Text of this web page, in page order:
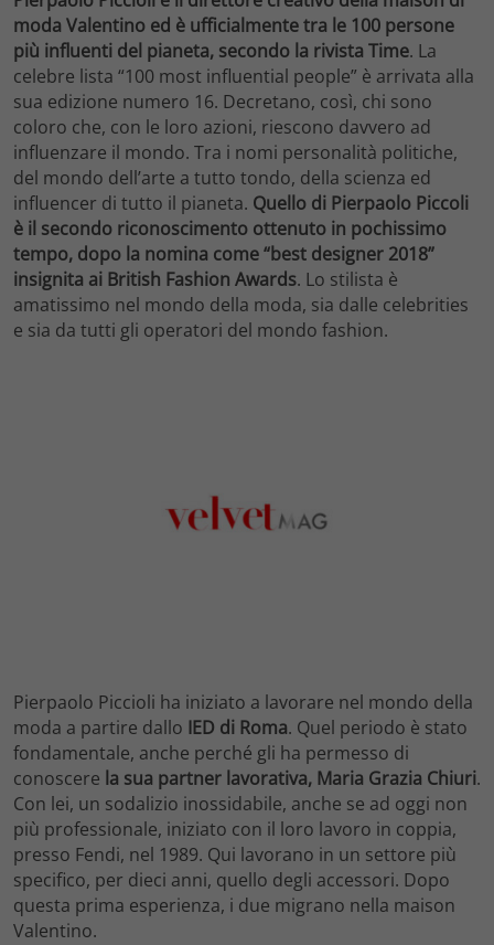
moda Valentino ed è ufficialmente tra le 100 persone
più influenti del pianeta, secondo la rivista Time. La
celebre lista “100 most influential people” è arrivata alla
sua edizione numero 16. Decretano, così, chi sono
coloro che, con le loro azioni, riescono davvero ad
influenzare il mondo. Tra i nomi personalità politiche,
del mondo dell’arte a tutto tondo, della scienza ed
influencer di tutto il pianeta. Quello di Pierpaolo Piccoli
è il secondo riconoscimento ottenuto in pochissimo
tempo, dopo la nomina come “best designer 2018”
insignita ai British Fashion Awards. Lo stilista è
amatissimo nel mondo della moda, sia dalle celebrities
e sia da tutti gli operatori del mondo fashion.
Pierpaolo Piccioli ha iniziato a lavorare nel mondo della
moda a partire dallo IED di Roma. Quel periodo è stato
fondamentale, anche perché gli ha permesso di
conoscere la sua partner lavorativa, Maria Grazia Chiuri.
Con lei, un sodalizio inossidabile, anche se ad oggi non
più professionale, iniziato con il loro lavoro in coppia,
presso Fendi, nel 1989. Qui lavorano in un settore più
specifico, per dieci anni, quello degli accessori. Dopo
questa prima esperienza, i due migrano nella maison
Valentino.